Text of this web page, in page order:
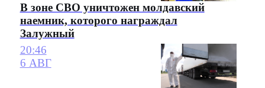
В зоне СВО уничтожен молдавский
наемник, которого награждал
Залужный
20:46
6 АВГ